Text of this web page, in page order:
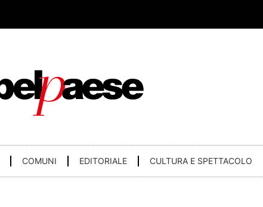
COMUNI EDITORIALE CULTURA E SPETTACOLO